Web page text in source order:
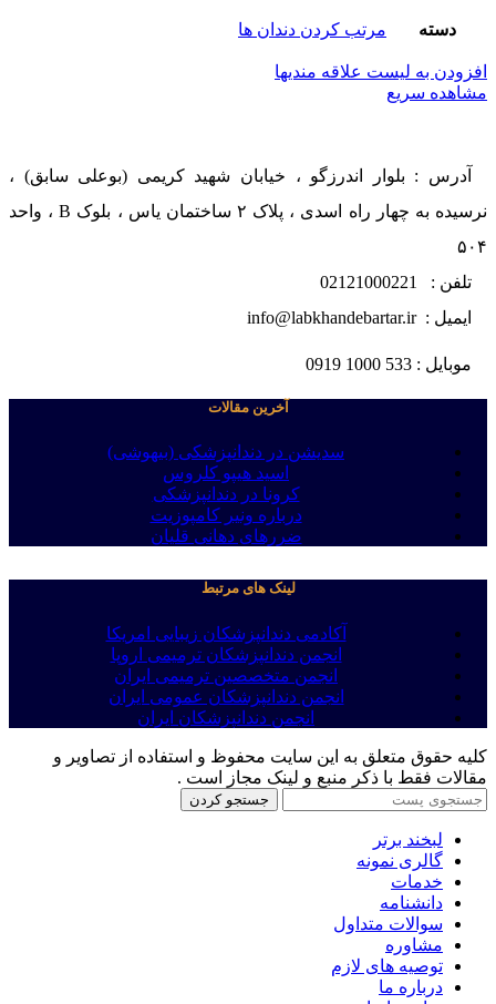
دسته مرتب کردن دندان ها
افزودن به لیست علاقه مندیها
مشاهده سریع
آدرس : بلوار اندرزگو ، خیابان شهید کریمی (بوعلی سابق) ،
نرسیده به چهار راه اسدی ، پلاک ۲ ساختمان یاس ، بلوک B ، واحد
۵۰۴
تلفن : 02121000221
ایمیل : info@labkhandebartar.ir
موبایل : 533 1000 0919
آخرین مقالات
سدیشن در دندانپزشکی (بیهوشی)
اسید هیپو کلروس
کرونا در دندانپزشکی
درباره ونیر کامپوزیت
ضررهای دهانی قلیان
لینک های مرتبط
آکادمی دندانپزشکان زیبایی امریکا
انجمن دندانپزشکان ترمیمی اروپا
انجمن متخصصین ترمیمی ایران
انجمن دندانپزشکان عمومی ایران
انجمن دندانپزشکان ایران
کلیه حقوق متعلق به این سایت محفوظ و استفاده از تصاویر و
مقالات فقط با ذکر منبع و لینک مجاز است .
جستجو کردن
لبخند برتر
گالری نمونه
خدمات
دانشنامه
سوالات متداول
مشاوره
توصیه های لازم
درباره ما